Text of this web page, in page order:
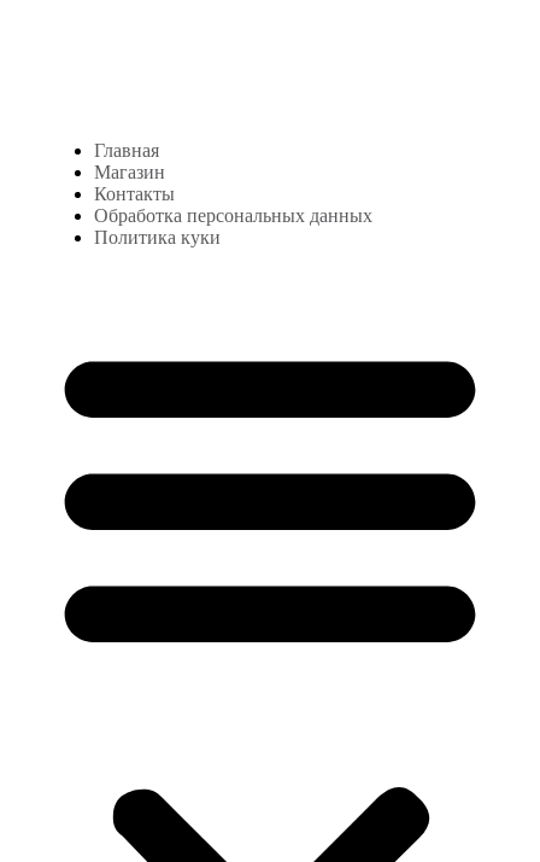
Главная
Магазин
Контакты
Обработка персональных данных
Политика куки